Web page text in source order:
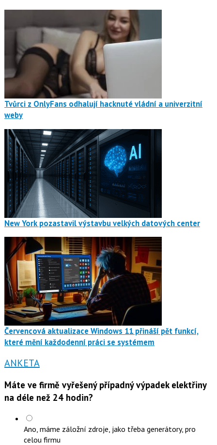
Tvůrci z OnlyFans odhalují hacknuté vládní a univerzitní
weby
New York pozastavil výstavbu velkých datových center
Červencová aktualizace Windows 11 přináší pět funkcí,
které mění každodenní práci se systémem
ANKETA
Máte ve firmě vyřešený případný výpadek elektřiny
na déle než 24 hodin?
Ano, máme záložní zdroje, jako třeba generátory, pro
celou firmu